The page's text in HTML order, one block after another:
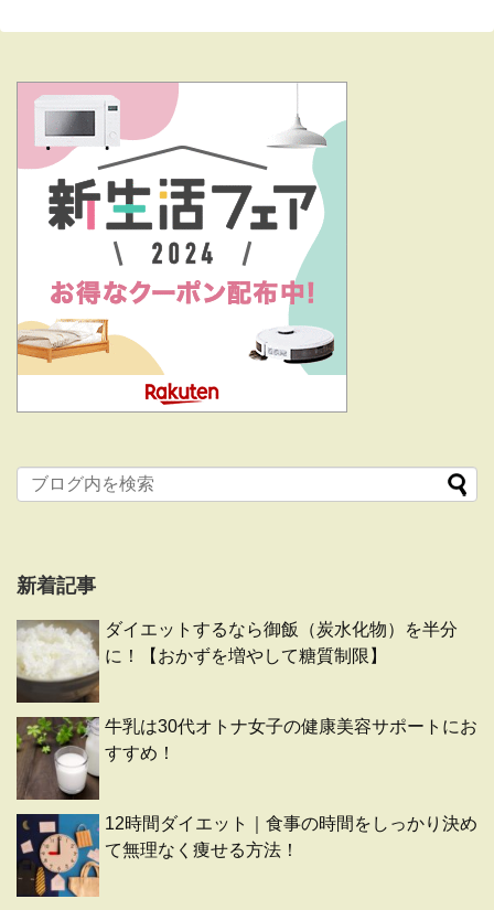
新着記事
ダイエットするなら御飯（炭水化物）を半分
に！【おかずを増やして糖質制限】
牛乳は30代オトナ女子の健康美容サポートにお
すすめ！
12時間ダイエット｜食事の時間をしっかり決め
て無理なく痩せる方法！